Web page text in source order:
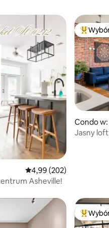
Wybór gości
Średnia ocena: 4,99 na
4,99 (202)
Asheville!
Condo
Jasny